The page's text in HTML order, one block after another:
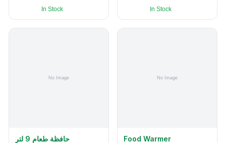
In Stock In Stock
حافظة طعام 9 لتر Food Warmer